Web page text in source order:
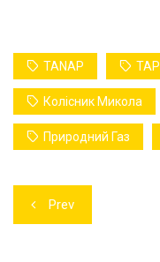
TANAP TAP
Колісник Микола
Природний Газ
Навігація
записів
Prev